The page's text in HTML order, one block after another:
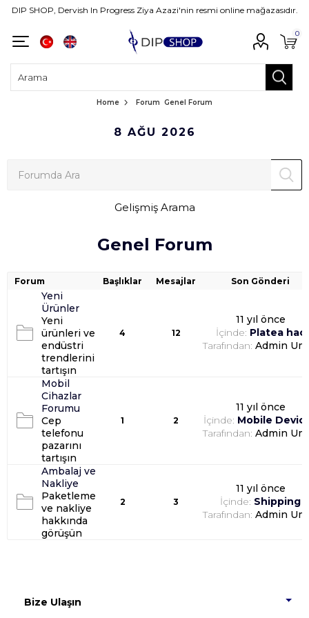
DIP SHOP, Dervish In Progress Ziya Azazi'nin resmi online mağazasıdır.
0
Home Forum Genel Forum
8 AĞU 2026
Gelişmiş Arama
Genel Forum
Forum Başlıklar Mesajlar Son Gönderi
Yeni
Ürünler
Yeni
ürünleri ve
endüstri
trendlerini
tartışın
4 12
11 yıl önce
İçinde: Platea hac
Tarafından: Admin
Mobil
Cihazlar
Forumu
Cep
telefonu
pazarını
tartışın
1 2
11 yıl önce
İçinde: Mobile
Tarafından: Admin
Ambalaj ve
Nakliye
Paketleme
ve nakliye
hakkında
görüşün
2 3
11 yıl önce
İçinde: Shipping
Tarafından: Admin
Bize Ulaşın